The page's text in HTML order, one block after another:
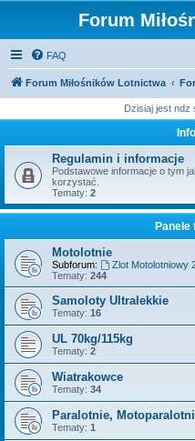
Forum
FAQ
Forum Miłośników Lotnictwa
Dzisiaj jest ndz
Regulamin i informacje
Podstawowe informacje o tym
korzystać.
Tematy: 2
Panele
Motolotnie
Subforum:
Zlot Motolotniowy
Tematy: 244
Samoloty Ultralekkie
Tematy: 16
UL 70kg/115kg
Tematy: 2
Wiatrakowce
Tematy: 34
Paralotnie,
Tematy: 1